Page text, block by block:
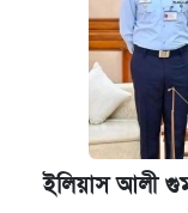
ইলিয়াস আলী